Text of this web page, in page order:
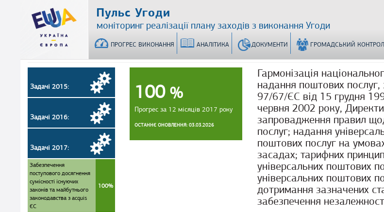
Пульс Угоди
моніторинг реалізації плану заходів з виконання Угоди
ПРОГРЕС ВИКОНАННЯ АНАЛІТИКА ДОКУМЕНТИ ГРОМАДСЬКИЙ
100 %
Прогрес за 12 місяців 2017 року
ОСТАННЄ ОНОВЛЕННЯ: 03.03.2026
Гармонізація
надання поштових
97/67/ЄС від 15 грудня
червня 2002 року,
запровадження правил
послуг; надання
поштових послуг на
засадах; тарифних
універсальних поштових
універсальних поштових
дотримання зазначених
забезпечення
Задачі 2015:
Задачі 2016:
Задачі 2017:
Забезпечення
поступового досягнення
сумісності існуючих
законів та майбутнього
законодавства з acquis
ЄС
100%